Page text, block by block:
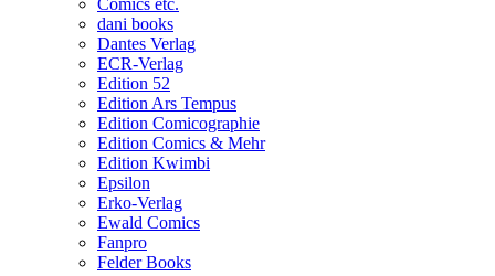
Comics etc.
dani books
Dantes Verlag
ECR-Verlag
Edition 52
Edition Ars Tempus
Edition Comicographie
Edition Comics & Mehr
Edition Kwimbi
Epsilon
Erko-Verlag
Ewald Comics
Fanpro
Felder Books